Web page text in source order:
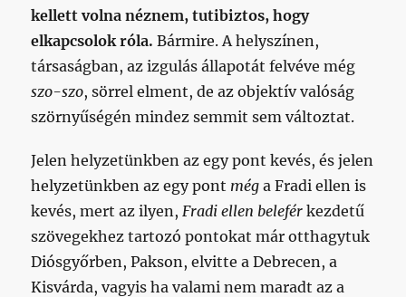
kellett volna néznem, tutibiztos, hogy
elkapcsolok róla. Bármire. A helyszínen,
társaságban, az izgulás állapotát felvéve még
szo-szo, sörrel elment, de az objektív valóság
szörnyűségén mindez semmit sem változtat.
Jelen helyzetünkben az egy pont kevés, és jelen
helyzetünkben az egy pont még a Fradi ellen is
kevés, mert az ilyen, Fradi ellen belefér kezdetű
szövegekhez tartozó pontokat már otthagytuk
Diósgyőrben, Pakson, elvitte a Debrecen, a
Kisvárda, vagyis ha valami nem maradt az a